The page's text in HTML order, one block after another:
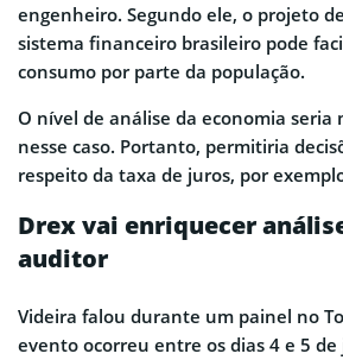
engenheiro. Segundo ele, o projeto
sistema financeiro brasileiro pode
consumo por parte da população.
O nível de análise da economia seria
nesse caso. Portanto, permitiria
respeito da taxa de juros, por
Drex vai enriquecer
auditor
Videira falou durante um painel no
evento ocorreu entre os dias 4 e 5